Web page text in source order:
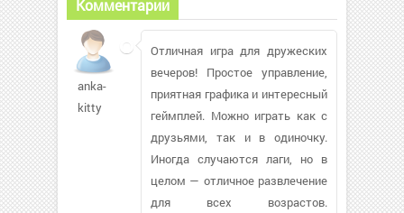
Комментарии
anka-
kitty
Отличная игра для дружеских
вечеров! Простое управление,
приятная графика и интересный
геймплей. Можно играть как с
друзьями, так и в одиночку.
Иногда случаются лаги, но в
целом — отличное развлечение
для всех возрастов.